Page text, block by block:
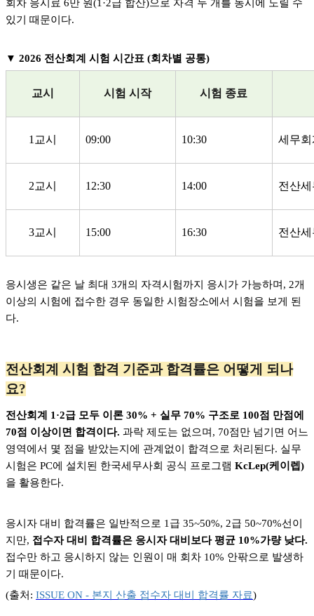
회차 응시료 6만 원(1·2급 합산)으로 자격 두 개를 동시에 노릴 수
있기 때문이다.
▼ 2026 전산회계 시험 시간표 (회차별 공통)
교시 시험 시작 시험 종료
1교시 09:00 10:30 세무
2교시 12:30 14:00 전산
3교시 15:00 16:30 전산
응시생은 같은 날 최대 3개의 자격시험까지 응시가 가능하며, 2개
이상의 시험에 접수한 경우 동일한 시험장소에서 시험을 보게 된
다.
전산회계 시험 합격 기준과 합격률은 어떻게 되나
요?
전산회계 1·2급 모두 이론 30% + 실무 70% 구조로 100점 만점에
70점 이상이면 합격이다. 과락 제도는 없으며, 70점만 넘기면 어느
영역에서 몇 점을 받았는지에 관계없이 합격으로 처리된다. 실무
시험은 PC에 설치된 한국세무사회 공식 프로그램 KcLep(케이렙)
을 활용한다.
응시자 대비 합격률은 일반적으로 1급 35~50%, 2급 50~70%선이
지만, 접수자 대비 합격률은 응시자 대비보다 평균 10%가량 낮다.
접수만 하고 응시하지 않는 인원이 매 회차 10% 안팎으로 발생하
기 때문이다.
(출처: ISSUE ON - 본지 산출 접수자 대비 합격률 자료)